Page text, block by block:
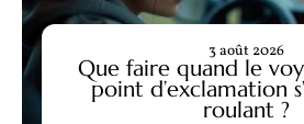
Que faire quand le
point d’exclamation
roulant ?
3 août 2026